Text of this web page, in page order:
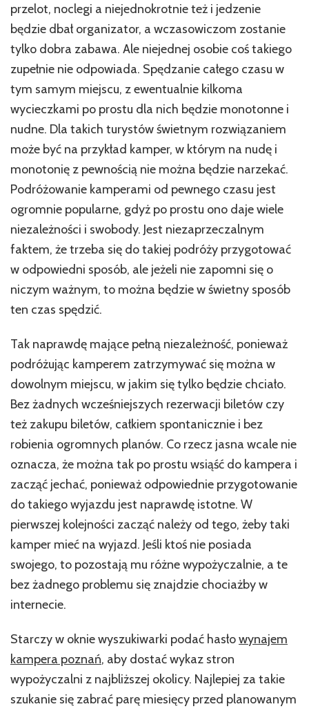
świetnym
pomysłem
na
urlop
przelot, noclegi a niejednokrotnie też i jedzenie
będzie dbał organizator, a wczasowiczom zostanie
tylko dobra zabawa. Ale niejednej osobie coś takiego
zupełnie nie odpowiada. Spędzanie całego czasu w
tym samym miejscu, z ewentualnie kilkoma
wycieczkami po prostu dla nich będzie monotonne i
nudne. Dla takich turystów świetnym rozwiązaniem
może być na przykład kamper, w którym na nudę i
monotonię z pewnością nie można będzie narzekać.
Podróżowanie kamperami od pewnego czasu jest
ogromnie popularne, gdyż po prostu ono daje wiele
niezależności i swobody. Jest niezaprzeczalnym
faktem, że trzeba się do takiej podróży przygotować
w odpowiedni sposób, ale jeżeli nie zapomni się o
niczym ważnym, to można będzie w świetny sposób
ten czas spędzić.
Tak naprawdę mające pełną niezależność, ponieważ
podróżując kamperem zatrzymywać się można w
dowolnym miejscu, w jakim się tylko będzie chciało.
Bez żadnych wcześniejszych rezerwacji biletów czy
też zakupu biletów, całkiem spontanicznie i bez
robienia ogromnych planów. Co rzecz jasna wcale nie
oznacza, że można tak po prostu wsiąść do kampera i
zacząć jechać, ponieważ odpowiednie przygotowanie
do takiego wyjazdu jest naprawdę istotne. W
pierwszej kolejności zacząć należy od tego, żeby taki
kamper mieć na wyjazd. Jeśli ktoś nie posiada
swojego, to pozostają mu różne wypożyczalnie, a te
bez żadnego problemu się znajdzie chociażby w
internecie.
Starczy w oknie wyszukiwarki podać hasłowynajem
kampera poznań, aby dostać wykaz stron
wypożyczalni z najbliższej okolicy. Najlepiej za takie
szukanie się zabrać parę miesięcy przed planowanym